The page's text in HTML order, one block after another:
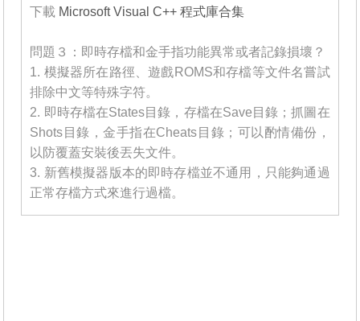
下載 Microsoft Visual C++ 程式庫合集
問題３：即時存檔和金手指功能異常或者記錄損壞？
1. 模擬器所在路徑、遊戲ROMS和存檔等文件名嘗試
排除中文等特殊字符。
2. 即時存檔在States目錄，存檔在Save目錄；抓圖在
Shots目錄，金手指在Cheats目錄；可以酌情備份，
以防覆蓋安裝後丟失文件。
3. 新舊模擬器版本的即時存檔並不通用，只能夠通過
正常存檔方式來進行過檔。